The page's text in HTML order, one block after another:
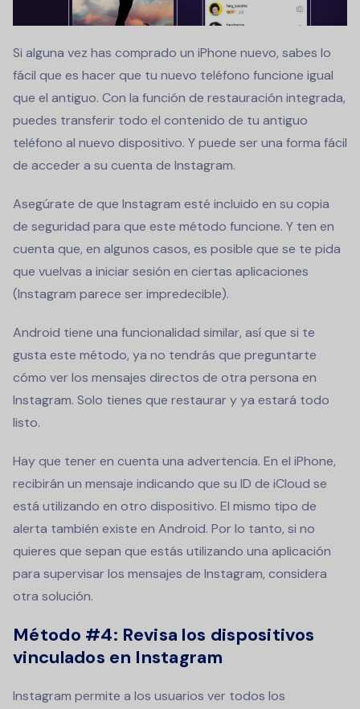
Si alguna vez has comprado un iPhone nuevo, sabes lo
fácil que es hacer que tu nuevo teléfono funcione igual
que el antiguo. Con la función de restauración integrada,
puedes transferir todo el contenido de tu antiguo
teléfono al nuevo dispositivo. Y puede ser una forma fácil
de acceder a su cuenta de Instagram.
Asegúrate de que Instagram esté incluido en su copia
de seguridad para que este método funcione. Y ten en
cuenta que, en algunos casos, es posible que se te pida
que vuelvas a iniciar sesión en ciertas aplicaciones
(Instagram parece ser impredecible).
Android tiene una funcionalidad similar, así que si te
gusta este método, ya no tendrás que preguntarte
cómo ver los mensajes directos de otra persona en
Instagram. Solo tienes que restaurar y ya estará todo
listo.
Hay que tener en cuenta una advertencia. En el iPhone,
recibirán un mensaje indicando que su ID de iCloud se
está utilizando en otro dispositivo. El mismo tipo de
alerta también existe en Android. Por lo tanto, si no
quieres que sepan que estás utilizando una aplicación
para supervisar los mensajes de Instagram, considera
otra solución.
Método #4: Revisa los dispositivos
vinculados en Instagram
Instagram permite a los usuarios ver todos los